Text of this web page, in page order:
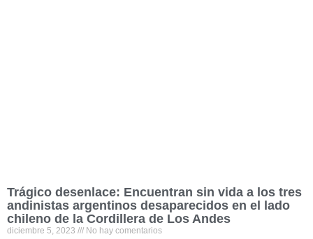
Trágico desenlace: Encuentran sin vida a los tres
andinistas argentinos desaparecidos en el lado
chileno de la Cordillera de Los Andes
diciembre 5, 2023 No hay comentarios